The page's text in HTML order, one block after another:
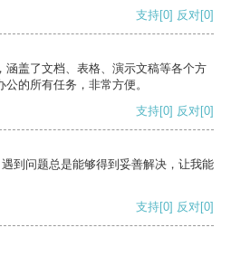
支持[0] 反对[0]
涵盖了文档、表格、演示文稿等各个方
的所有任务，非常方便。
支持[0] 反对[0]
到问题总是能够得到妥善解决，让我能
支持[0] 反对[0]